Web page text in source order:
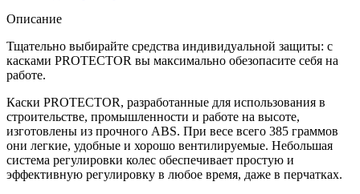
Описание
Тщательно выбирайте средства индивидуальной защиты: с
касками PROTECTOR вы максимально обезопасите себя на
работе.
Каски PROTECTOR, разработанные для использования в
строительстве, промышленности и работе на высоте,
изготовлены из прочного ABS. При весе всего 385 граммов
они легкие, удобные и хорошо вентилируемые. Небольшая
система регулировки колес обеспечивает простую и
эффективную регулировку в любое время, даже в перчатках.